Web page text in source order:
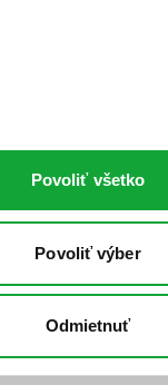
Povoliť všetko
Povoliť výber
Odmietnuť